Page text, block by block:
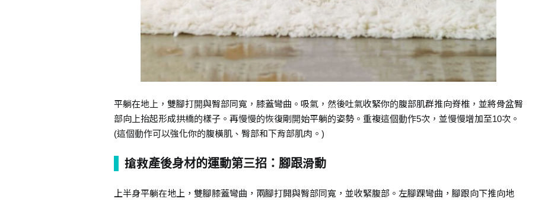
平躺在地上，雙腳打開與臀部同寬，膝蓋彎曲。吸氣，然後吐氣收緊你的腹部肌群推向脊椎，並將骨盆臀
部向上抬起形成拱橋的樣子。再慢慢的恢復剛開始平躺的姿勢。重複這個動作5次，並慢慢增加至10次。
(這個動作可以強化你的腹橫肌、臀部和下背部肌肉。)
搶救產後身材的運動第三招：腳跟滑動
上半身平躺在地上，雙腳膝蓋彎曲，兩腳打開與臀部同寬，並收緊腹部。左腳踝彎曲，腳跟向下推向地